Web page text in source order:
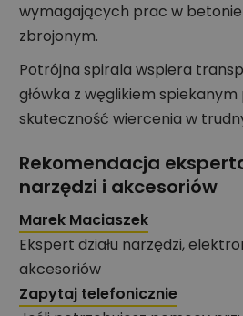
wymagających prac w
zbrojonym.
Potrójna spirala wspiera
główka z węglikiem
skuteczność wiercenia w
Rekomendacja
narzędzi i akcesoriów
Marek Maciaszek
Ekspert działu narzędzi,
akcesoriów
Zapytaj telefonicznie